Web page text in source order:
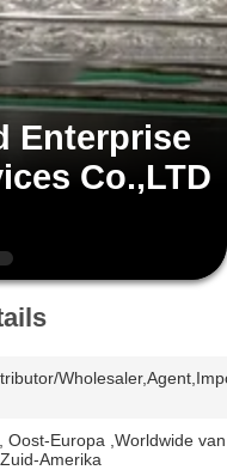
Enterprise
Co.,LTD
Oost-Europa ,Worldwide van
Amerika